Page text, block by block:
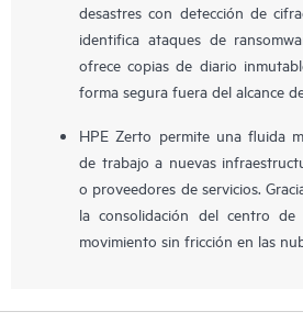
desastres con detección de
identifica ataques de
ofrece copias de diario
forma segura fuera del alcance
HPE Zerto permite una fluida
de trabajo a nuevas
o proveedores de servicios.
la consolidación del centro
movimiento sin fricción en las